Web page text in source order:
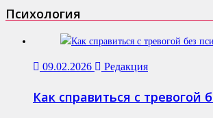
Психология
09.02.2026 Редакция
Как справиться с тревогой